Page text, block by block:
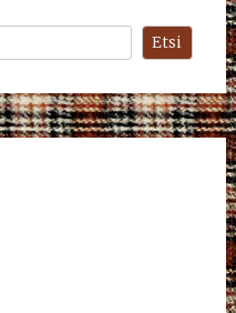
Etsi